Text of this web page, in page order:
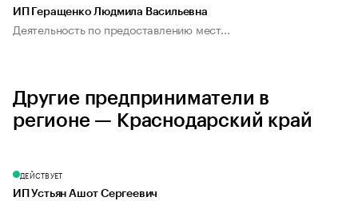
ИП Геращенко Людмила Васильевна
Деятельность по предоставлению мест...
Другие предприниматели в
регионе — Краснодарский край
ДЕЙСТВУЕТ
ИП Устьян Ашот Сергеевич